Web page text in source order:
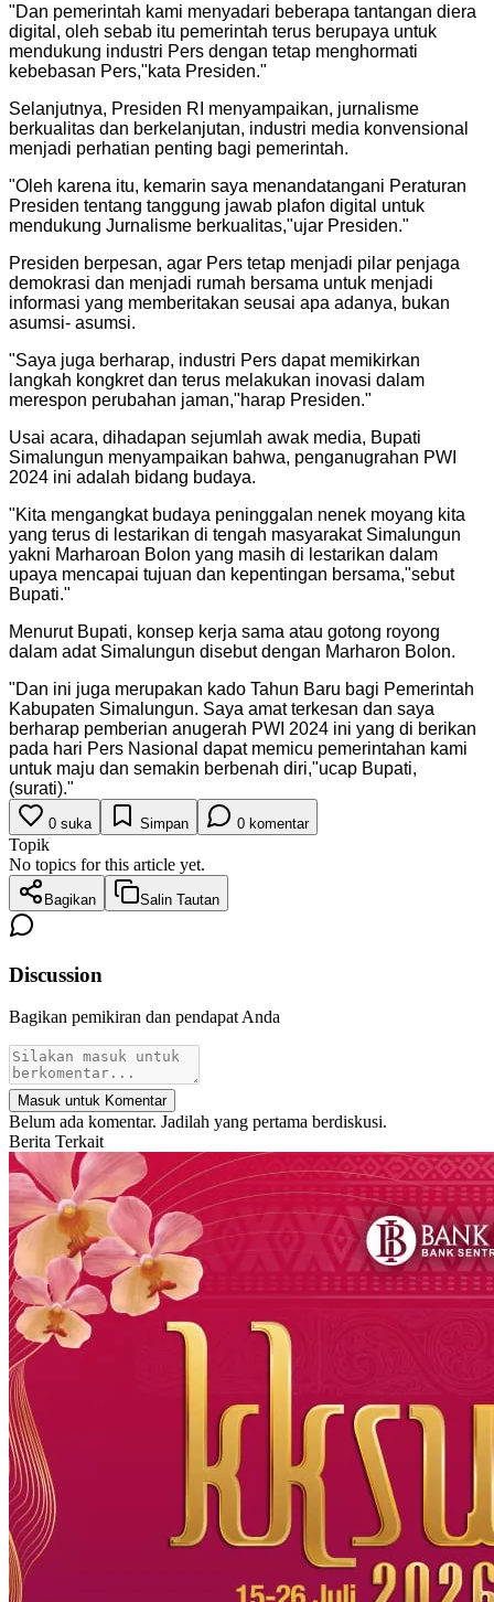
"Dan pemerintah kami menyadari beberapa tantangan diera
digital, oleh sebab itu pemerintah terus berupaya untuk
mendukung industri Pers dengan tetap menghormati
kebebasan Pers,"kata Presiden."
Selanjutnya, Presiden RI menyampaikan, jurnalisme
berkualitas dan berkelanjutan, industri media konvensional
menjadi perhatian penting bagi pemerintah.
"Oleh karena itu, kemarin saya menandatangani Peraturan
Presiden tentang tanggung jawab plafon digital untuk
mendukung Jurnalisme berkualitas,"ujar Presiden."
Presiden berpesan, agar Pers tetap menjadi pilar penjaga
demokrasi dan menjadi rumah bersama untuk menjadi
informasi yang memberitakan seusai apa adanya, bukan
asumsi- asumsi.
"Saya juga berharap, industri Pers dapat memikirkan
langkah kongkret dan terus melakukan inovasi dalam
merespon perubahan jaman,"harap Presiden."
Usai acara, dihadapan sejumlah awak media, Bupati
Simalungun menyampaikan bahwa, penganugrahan PWI
2024 ini adalah bidang budaya.
"Kita mengangkat budaya peninggalan nenek moyang kita
yang terus di lestarikan di tengah masyarakat Simalungun
yakni Marharoan Bolon yang masih di lestarikan dalam
upaya mencapai tujuan dan kepentingan bersama,"sebut
Bupati."
Menurut Bupati, konsep kerja sama atau gotong royong
dalam adat Simalungun disebut dengan Marharon Bolon.
"Dan ini juga merupakan kado Tahun Baru bagi Pemerintah
Kabupaten Simalungun. Saya amat terkesan dan saya
berharap pemberian anugerah PWI 2024 ini yang di berikan
pada hari Pers Nasional dapat memicu pemerintahan kami
untuk maju dan semakin berbenah diri,"ucap Bupati,
(surati)."
0 suka Simpan 0 komentar
Topik
No topics for this article yet.
Bagikan Salin Tautan
Discussion
Bagikan pemikiran dan pendapat Anda
Masuk untuk Komentar
Belum ada komentar. Jadilah yang pertama berdiskusi.
Berita Terkait